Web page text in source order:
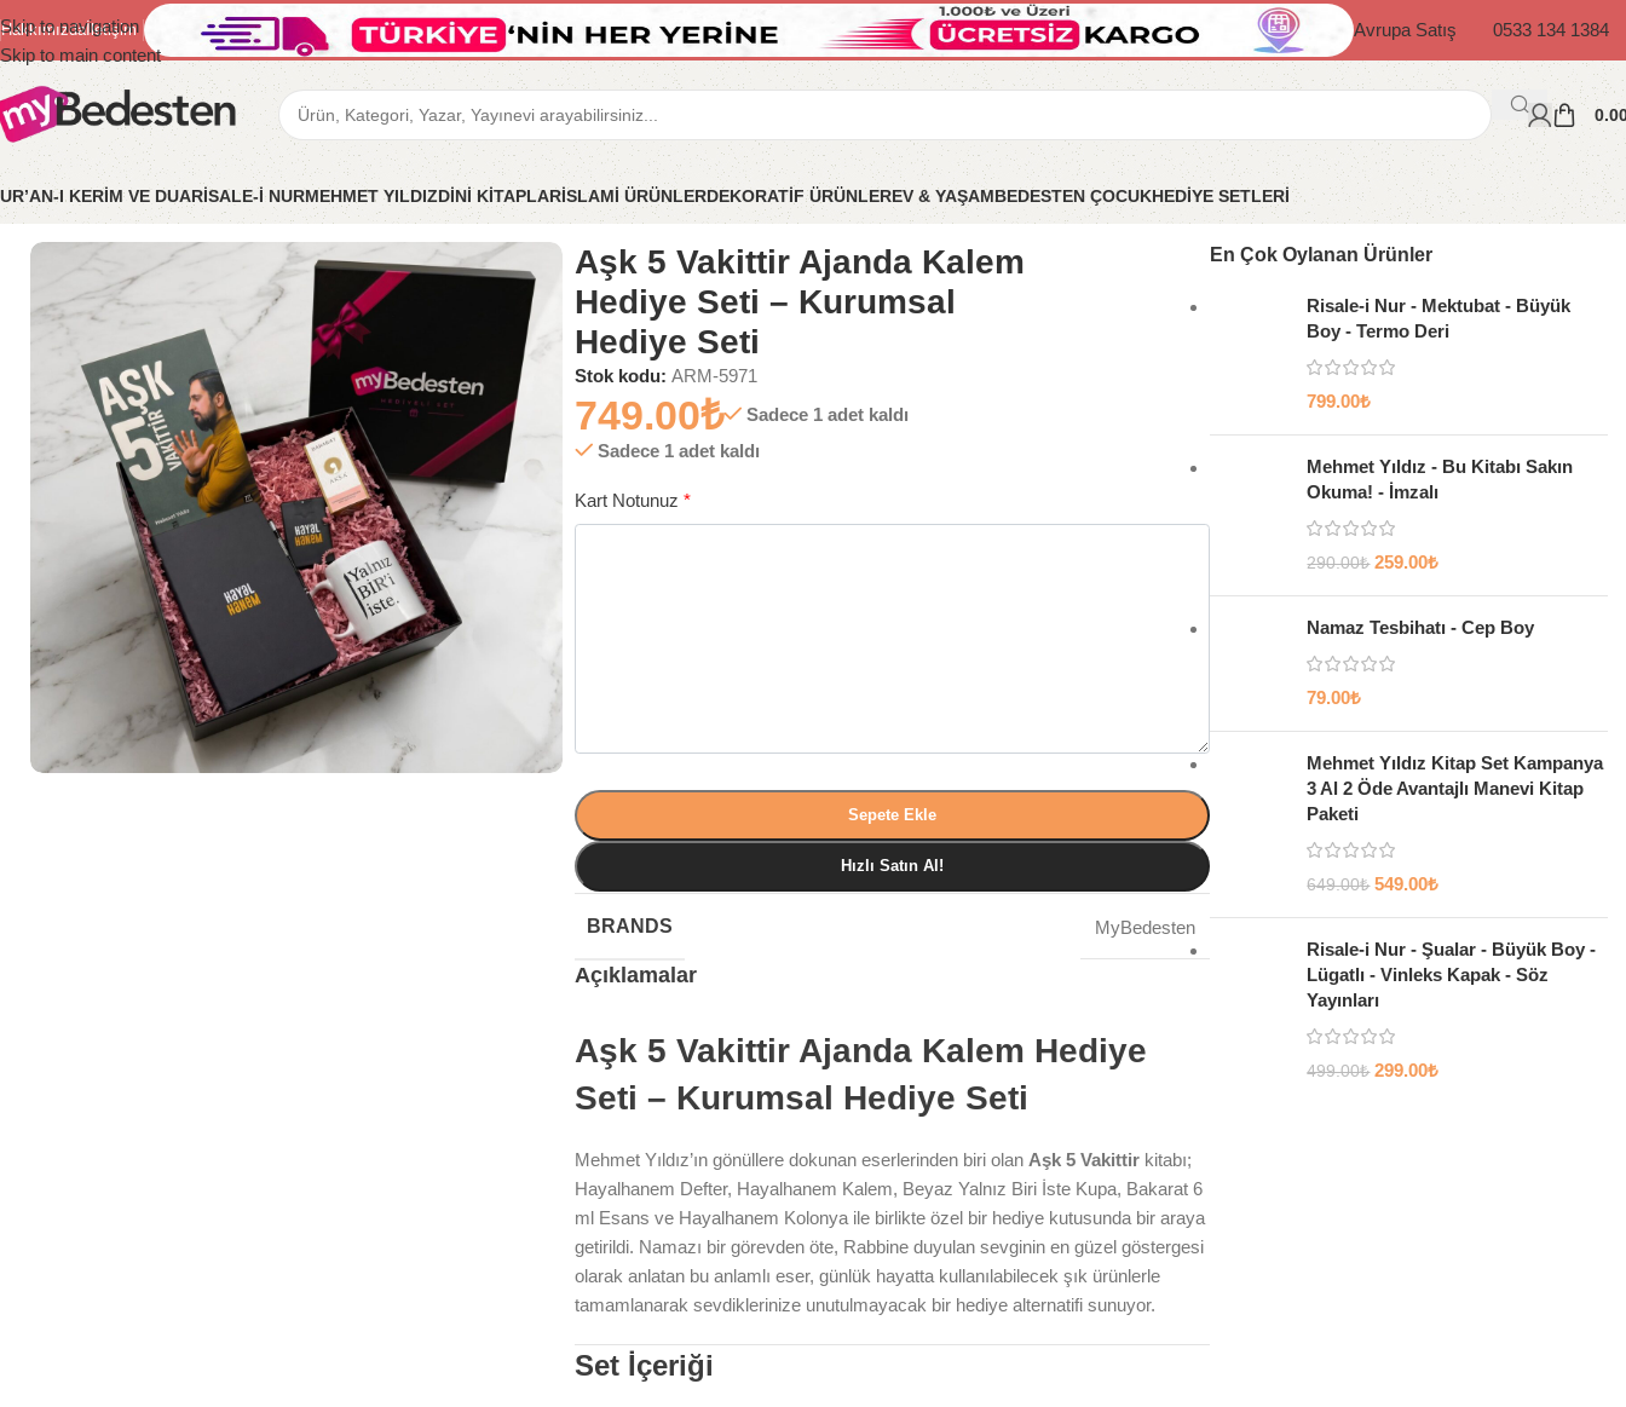
Skip to navigation
Skip to main content
Hakkımızdaİletişim Avrupa Satış 0533 134 1384
I KERİM VE DUARİSALE-İ NURMEHMET YILDIZDİNİ KİTAPLARİSLAMİ ÜRÜNLERDEKORATİF ÜRÜNLEREV & YAŞAMBEDESTEN ÇOCUKHEDİYE SETLERİ
Ana Sayfa Hediye Setleri Aşk 5 Vakittir Ajanda Kalem Hediye Seti – Kurumsal Hediye Seti
Aşk 5 Vakittir Ajanda Kalem
Hediye Seti – Kurumsal
Hediye Seti
Stok kodu: ARM-5971
749.00₺
Sadece 1 adet kaldı
Sadece 1 adet kaldı
Kart Notunuz *
Sepete Ekle
Hızlı Satın Al!
BRANDS MyBedesten
Açıklamalar
Aşk 5 Vakittir Ajanda Kalem Hediye
Seti – Kurumsal Hediye Seti
Mehmet Yıldız’ın gönüllere dokunan eserlerinden biri olan Aşk 5 Vakittirkitabı;
Hayalhanem Defter, Hayalhanem Kalem, Beyaz Yalnız Biri İste Kupa, Bakarat 6
ml Esans ve Hayalhanem Kolonya ile birlikte özel bir hediye kutusunda bir araya
getirildi. Namazı bir görevden öte, Rabbine duyulan sevginin en güzel göstergesi
olarak anlatan bu anlamlı eser, günlük hayatta kullanılabilecek şık ürünlerle
tamamlanarak sevdiklerinize unutulmayacak bir hediye alternatifi sunuyor.
Set İçeriği
En Çok Oylanan Ürünler
Risale-i Nur - Mektubat - Büyük
Boy - Termo Deri
799.00₺
Mehmet Yıldız - Bu Kitabı Sakın
Okuma! - İmzalı
290.00₺ 259.00₺
Namaz Tesbihatı - Cep Boy
79.00₺
Mehmet Yıldız Kitap Set Kampanya
3 Al 2 Öde Avantajlı Manevi Kitap
Paketi
649.00₺ 549.00₺
Risale-i Nur - Şualar - Büyük Boy -
Lügatlı - Vinleks Kapak - Söz
Yayınları
499.00₺ 299.00₺